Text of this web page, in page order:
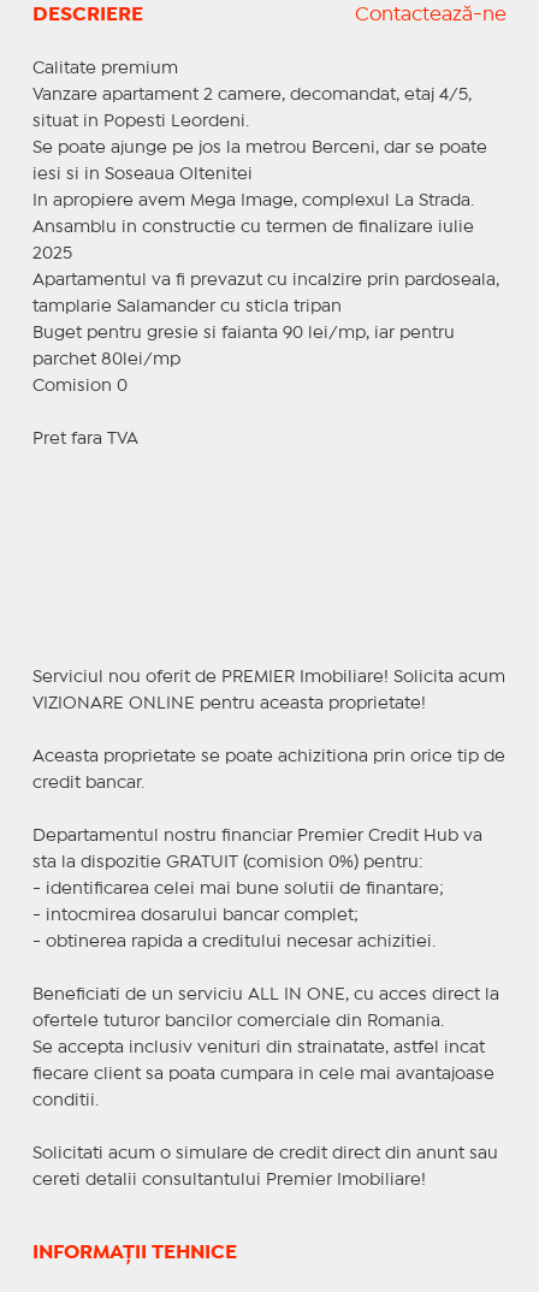
DESCRIERE Contactează-ne
Calitate premium
Vanzare apartament 2 camere, decomandat, etaj 4/5,
situat in Popesti Leordeni.
Se poate ajunge pe jos la metrou Berceni, dar se poate
iesi si in Soseaua Oltenitei
In apropiere avem Mega Image, complexul La Strada.
Ansamblu in constructie cu termen de finalizare iulie
2025
Apartamentul va fi prevazut cu incalzire prin pardoseala,
tamplarie Salamander cu sticla tripan
Buget pentru gresie si faianta 90 lei/mp, iar pentru
parchet 80lei/mp
Comision 0
Pret fara TVA
Serviciul nou oferit de PREMIER Imobiliare! Solicita acum
VIZIONARE ONLINE pentru aceasta proprietate!
Aceasta proprietate se poate achizitiona prin orice tip de
credit bancar.
Departamentul nostru financiar Premier Credit Hub va
sta la dispozitie GRATUIT (comision 0%) pentru:
- identificarea celei mai bune solutii de finantare;
- intocmirea dosarului bancar complet;
- obtinerea rapida a creditului necesar achizitiei.
Beneficiati de un serviciu ALL IN ONE, cu acces direct la
ofertele tuturor bancilor comerciale din Romania.
Se accepta inclusiv venituri din strainatate, astfel incat
fiecare client sa poata cumpara in cele mai avantajoase
conditii.
Solicitati acum o simulare de credit direct din anunt sau
cereti detalii consultantului Premier Imobiliare!
INFORMAȚII TEHNICE